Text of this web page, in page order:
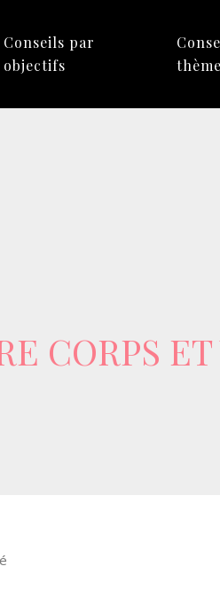
Conseils par
objectifs
CORPS